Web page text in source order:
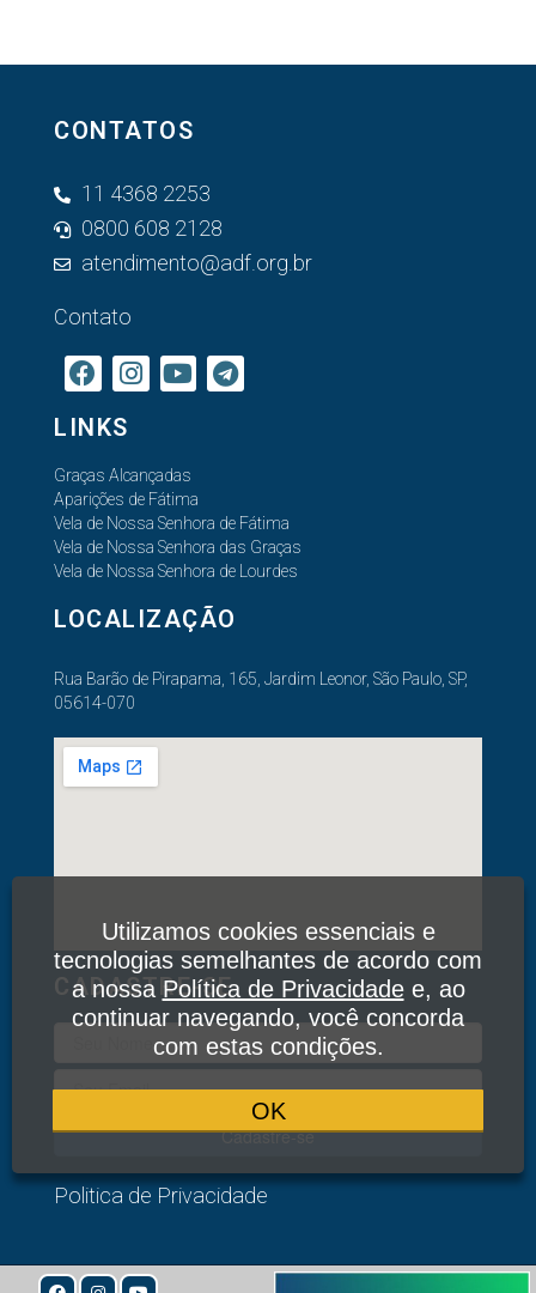
CONTATOS
11 4368 2253
0800 608 2128
atendimento@adf.org.br
Contato
LINKS
Graças Alcançadas
Aparições de Fátima
Vela de Nossa Senhora de Fátima
Vela de Nossa Senhora das Graças
Vela de Nossa Senhora de Lourdes
LOCALIZAÇÃO
Rua Barão de Pirapama, 165, Jardim Leonor, São Paulo, SP,
05614-070
CADASTRE-SE
Cadastre-se
Politica de Privacidade
Utilizamos cookies essenciais e
tecnologias semelhantes de acordo com
a nossaPolítica de Privacidadee, ao
continuar navegando, você concorda
com estas condições.
OK